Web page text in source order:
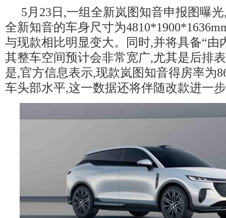
5月23日,一组全新岚图知音申报图曝
全新知音的车身尺寸为
与现款相比明显变大。同时,并将具备“由
其整车空间预计会非常宽广,尤其是后排
是,官方信息表示,现款岚图知音得房率为
车头部水平,这一数据还将伴随改款进一